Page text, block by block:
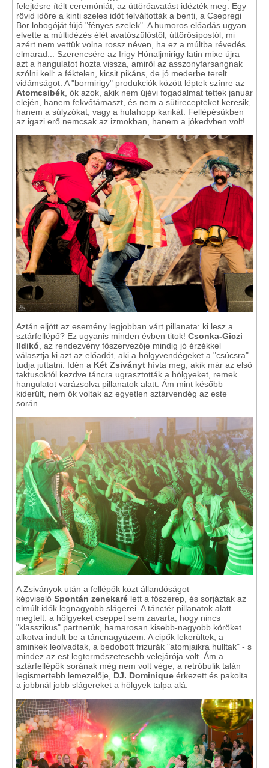
felejtésre ítélt ceremóniát, az úttörőavatást idézték meg. Egy
rövid időre a kinti szeles időt felváltották a benti, a Csepregi
Bor lobogóját fújó "fényes szelek". A humoros előadás ugyan
elvette a múltidézés élét avatószülőstől, úttörősípostól, mi
azért nem vettük volna rossz néven, ha ez a múltba révedés
elmarad... Szerencsére az Irigy Hónaljmirigy latin mixe újra
azt a hangulatot hozta vissza, amiről az asszonyfarsangnak
szólni kell: a féktelen, kicsit pikáns, de jó mederbe terelt
vidámságot. A "bormirigy" produkciók között léptek színre az
Atomcsibék , ők azok, akik nem újévi fogadalmat tettek január
elején, hanem fekvőtámaszt, és nem a sütirecepteket keresik,
hanem a súlyzókat, vagy a hulahopp karikát. Fellépésükben
az igazi erő nemcsak az izmokban, hanem a jókedvben volt!
Aztán eljött az esemény legjobban várt pillanata: ki lesz a
sztárfellépő? Ez ugyanis minden évben titok! Csonka-Giczi
Ildikó , az rendezvény főszervezője mindig jó érzékkel
választja ki azt az előadót, aki a hölgyvendégeket a "csúcsra"
tudja juttatni. Idén a Két Zsiványt hívta meg, akik már az első
taktusoktól kezdve táncra ugrasztották a hölgyeket, remek
hangulatot varázsolva pillanatok alatt. Ám mint később
kiderült, nem ők voltak az egyetlen sztárvendég az este
során.
A Zsiványok után a fellépők közt állandóságot
képviselő Spontán zenekaré lett a főszerep, és sorjáztak az
elmúlt idők legnagyobb slágerei. A tánctér pillanatok alatt
megtelt: a hölgyeket cseppet sem zavarta, hogy nincs
"klasszikus" partnerük, hamarosan kisebb-nagyobb köröket
alkotva indult be a táncnagyüzem. A cipők lekerültek, a
sminkek leolvadtak, a bedobott frizurák "atomjaikra hulltak" - s
mindez az est legtermészetesebb velejárója volt. Ám a
sztárfellépők sorának még nem volt vége, a retróbulik talán
legismertebb lemezelője, DJ. Dominique érkezett és pakolta
a jobbnál jobb slágereket a hölgyek talpa alá.